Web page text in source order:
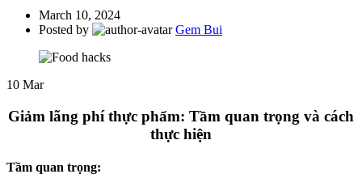
March 10, 2024
Posted by
Gem Bui
10 Mar
Giảm lãng phí thực phẩm: Tầm quan trọng và cách
thực hiện
Tầm quan trọng: